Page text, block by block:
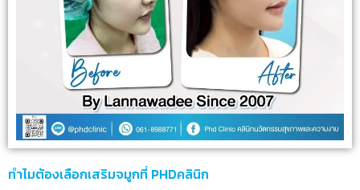
ทำไมต้องเลือกเสริมจมูกที่ PHDคลินิก